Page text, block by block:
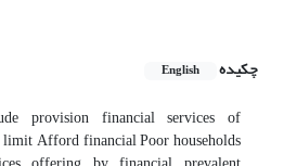
چکیده
English
provision financial services of
limit Afford financial Poor households